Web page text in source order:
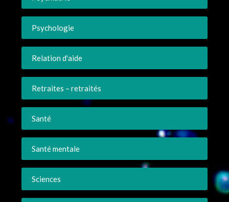
Psychologie
Relation d'aide
Retraites – retraités
Santé
Santé mentale
Sciences